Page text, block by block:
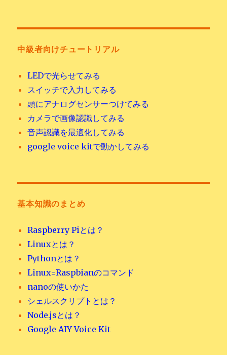
中級者向けチュートリアル
LEDで光らせてみる
スイッチで入力してみる
頭にアナログセンサーつけてみる
カメラで画像認識してみる
音声認識を最適化してみる
google voice kitで動かしてみる
基本知識のまとめ
Raspberry Piとは？
Linuxとは？
Pythonとは？
Linux=Raspbianのコマンド
nanoの使いかた
シェルスクリプトとは？
Node.jsとは？
Google AIY Voice Kit